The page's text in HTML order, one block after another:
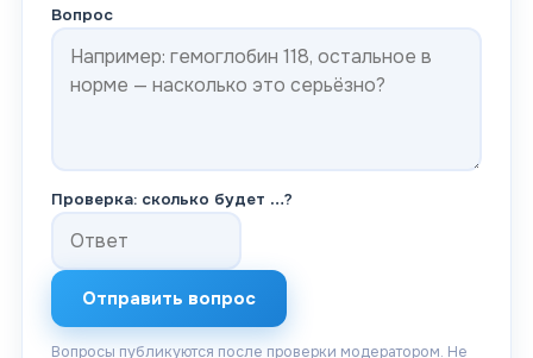
Вопрос
Проверка: сколько будет …?
Отправить вопрос
Вопросы публикуются после проверки модератором. Не